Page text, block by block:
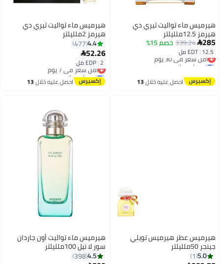
هيرميس ماء تواليت تيري دي
هيرمز 12.5ملليلتر
285
339.24خصم 15%
EDT|12.5 ملأقل سعر في 30 يوم
توصيل مجاني
أقل سعر في 30 يوم
احصل عليه خلال13
هيرميس ماء تواليت تيري دي
هيرمز 2ملليلتر
4.4
477
52.26
EDP|2 مل أقل سعر في 7 يوم
توصيل مجاني
أقل سعر في 7 يوماحصل عليه خلال13
هيرميس عطر هيرميس تويلي
جينجر 50ملليلتر
5.0
1
هيرميس ماء تواليت أون جاردان
سور لا نيل 100ملليلتر
4.5
398